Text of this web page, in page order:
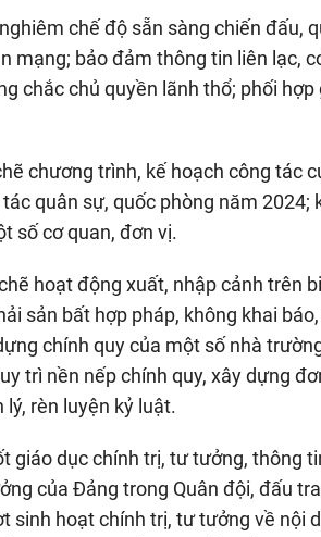
chế độ sẵn sàng chiến đấu,
mạng; bảo đảm thông tin liên lạc,
chắc chủ quyền lãnh thổ; phối
chương trình, kế hoạch công tác
quân sự, quốc phòng năm
số cơ quan, đơn vị.
hoạt động xuất, nhập cảnh trên
sản bất hợp pháp, không khai
chính quy của một số nhà
trì nền nếp chính quy, xây dựng
rèn luyện kỷ luật.
giáo dục chính trị, tư tưởng, thông
của Đảng trong Quân đội, đấu
sinh hoạt chính trị, tư tưởng về nội